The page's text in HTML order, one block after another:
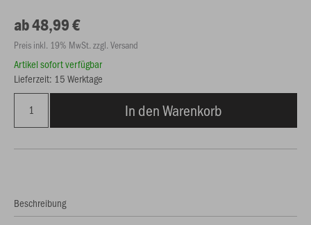
ab 48,99 €
Preis inkl. 19% MwSt. zzgl. Versand
Artikel sofort verfügbar
Lieferzeit: 15 Werktage
In den Warenkorb
Beschreibung